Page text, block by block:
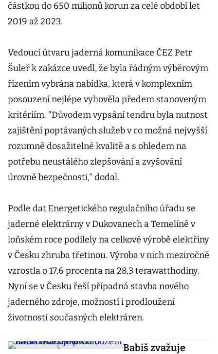
částkou do 650 milionů korun za celé období let
2019 až 2023.
Vedoucí útvaru jaderná komunikace ČEZ Petr
Šuleř k zakázce uvedl, že byla řádným výběrovým
řízením vybrána nabídka, která v komplexním
posouzení nejlépe vyhověla předem stanoveným
kritériím. "Důvodem vypsání tendru byla nutnost
zajištění poptávaných služeb v co možná nejvyšší
rozumně dosažitelné kvalitě a s ohledem na
potřebu neustálého zlepšování a zvyšování
úrovně bezpečnosti," dodal.
Podle dat Energetického regulačního úřadu se
jaderné elektrárny v Dukovanech a Temelíně v
loňském roce podílely na celkové výrobě elektřiny
v Česku zhruba třetinou. Výroba v nich meziročně
vzrostla o 17,6 procenta na 28,3 terawatthodiny.
Nyní se v Česku řeší případná stavba nového
jaderného zdroje, možností i prodloužení
životnosti současných elektráren.
Babiš zvažuje